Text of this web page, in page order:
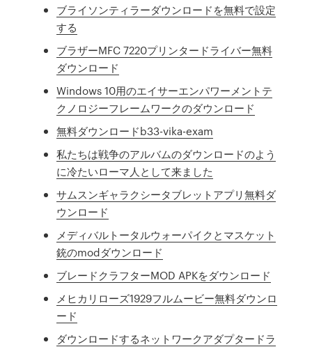
ブライソンティラーダウンロードを無料で設定
する
ブラザーMFC 7220プリンタードライバー無料
ダウンロード
Windows 10用のエイサーエンパワーメントテ
クノロジーフレームワークのダウンロード
無料ダウンロードb33-vika-exam
私たちは戦争のアルバムのダウンロードのよう
に冷たいローマ人として来ました
サムスンギャラクシータブレットアプリ無料ダ
ウンロード
メディバルトータルウォーパイクとマスケット
銃のmodダウンロード
ブレードクラフターMOD APKをダウンロード
メヒカリローズ1929フルムービー無料ダウンロ
ード
ダウンロードするネットワークアダプタードラ